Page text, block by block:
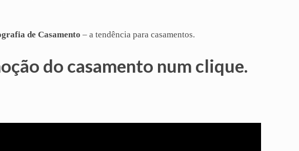
de Casamento – a tendência paracasamentos.
do casamento num clique.